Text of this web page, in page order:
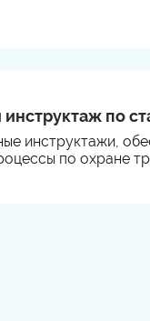
по
инструктажи,
по охране